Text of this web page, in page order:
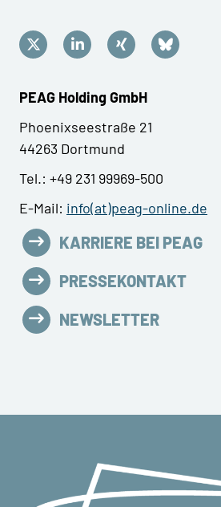
PEAG Holding GmbH
Phoenixseestraße 21
44263 Dortmund
Tel.: +49 231 99969-500
E-Mail: info(at)peag-online.de
KARRIERE BEI PEAG
PRESSEKONTAKT
NEWSLETTER